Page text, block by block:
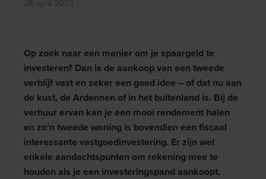
Op zoek naar een manier om je spaargeld te
investeren? Dan is de aankoop van een tweede
verblijf vast en zeker een goed idee – of dat nu aan
de kust, de Ardennen of in het buitenland is. Bij de
verhuur ervan kan je een mooi rendement halen
en zo’n tweede woning is bovendien een fiscaal
interessante vastgoedinvestering. Er zijn wel
enkele aandachtspunten om rekening mee te
houden als je een investeringspand aankoopt.